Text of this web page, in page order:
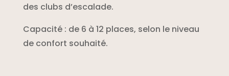
des clubs d’escalade.
Capacité : de 6 à 12 places, selon le niveau
de confort souhaité.